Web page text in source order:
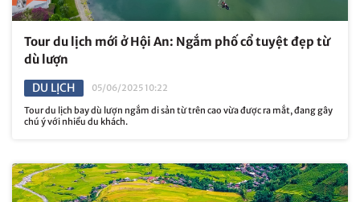
Tour du lịch mới ở Hội An: Ngắm phố cổ tuyệt đẹp từ
dù lượn
DU LỊCH
05/06/2025 10:22
Tour du lịch bay dù lượn ngắm di sản từ trên cao vừa được ra mắt, đang gây
chú ý với nhiều du khách.